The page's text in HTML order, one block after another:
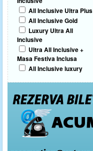
All Inclusive Ultra Plus
All Inclusive Gold
Luxury Ultra All
Inclusive
Ultra All Inclusive +
Masa Festiva Inclusa
All Inclusive luxury